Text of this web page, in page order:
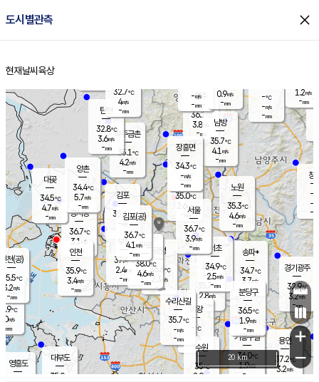
도시별관측 close
홈
현재날씨 육상
의도
℃
m/s
mm
영흥도
양주
36.1℃
3.8
-mm
과천
35.7℃
2.8m/s
- mm
용인
37.2℃
3.2m/s
경기광주
32.9℃
3.2m/s
-mm
대부도
35.0
경서동
36.7℃
3.1 m/s
-mm
파주금촌
35.1℃
4.2m/s
-mm
-℃
-m/s
-mm
대곶
34.5℃
4.7m/s
-mm
창
-
-m/
-
탄현
32.8℃
3.6m/s
-mm
1.2m/s
-mm
의왕
- ℃
m/s
mm
김포
35.6℃
-m/s
mm
광명
36.6 ℃
2.3 m/s
-mm
부천
37.4℃
2.4m/s
-mm
양촌
34.4℃
5.7m/s
-mm
구로
38.0℃
4.6m/s
-mm
은평
35.0℃
2.6 m/s
- mm
노원
35.3℃
4.6m/s
-mm
송파*
34.7℃
3.7m/s
-mm
서초
34.9℃
2.5m/s
-mm
남방
35.7℃
4.1 m/s
-mm
기흥구갈
36.0℃
1.9m/s
-
수리산길
35.7℃
-m/s
-mm
분당구
36.5℃
1.9m/s
-mm
장흥면
34.3℃
-m/s
-mm
-m/s
-mm
인천(공)
35.5℃
3.2m/s
-mm
김포(공)
36.7℃
4.1 m/s
-mm
수원
35℃
2.9m/s
인천
35.9℃
3.4m/s
-mm
서울
36.7℃
3.9m/s
-mm
32.7℃
4m/s
-mm
0.9m/s
-mm
+
−
20 km